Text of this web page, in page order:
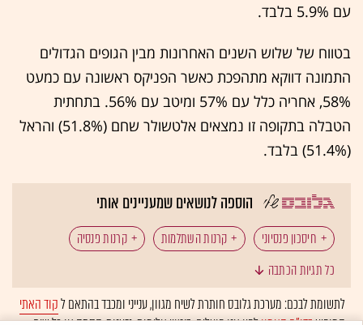
עם 5.9% בלבד.
בטווח של שלוש השנים האחרונות מבין הגופים הגדולים
התמונה דווקא מתהפכת כאשר הפניקס ראשונה עם כמעט
58%, אחריה כלל עם 57% ומיטב עם 56%. בתחתית
הטבלה בתקופה זו נמצאים אלטשולר שחם (51.8%) והראל
(51.4%) בלבד.
הוספה לנושאים שמעניינים אותי
חיסכון פנסיוני קרנות השתלמות קרנות פנסיה
כל תגיות הכתבה
לתשומת לבכם: מערכת גלובס חותרת לשיח מגוון, ענייני ומכבד בהתאם לקוד האתי